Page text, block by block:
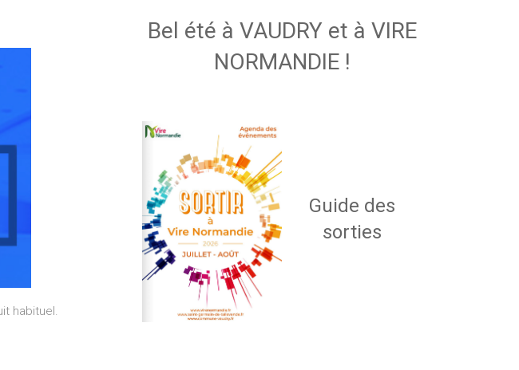
habituel.
Bel été à VAUDRY et à VIRE
NORMANDIE !
Guide des
sorties